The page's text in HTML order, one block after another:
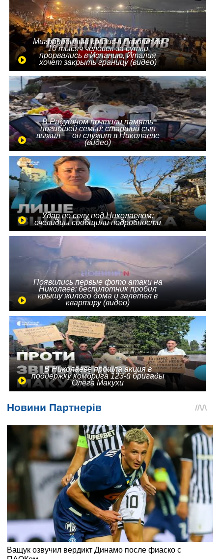
Миграционный кризис в Европе: до
10 тысяч человек за сутки
прорвались в Испанию, Италия
хочет закрыть границу (видео)
В Радушном почтили память
погибшей семьи: старший сын
выжил — он служит в Николаеве
(видео)
Удар по селу под Николаевом:
очевидцы сообщили подробности
Появились первые фото атаки на
Николаев: беспилотник пробил
крышу жилого дома и залетел в
квартиру (видео)
В Николаеве прошла акция в
поддержку комбрига 123-й бригады
Олега Макухи